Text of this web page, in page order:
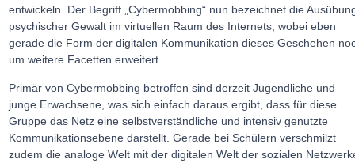
entwickeln. Der Begriff „Cybermobbing“ nun bezeichnet die
psychischer Gewalt im virtuellen Raum des Internets, wobei eben
gerade die Form der digitalen Kommunikation dieses Geschehen
um weitere Facetten erweitert.
Primär von Cybermobbing betroffen sind derzeit Jugendliche und
junge Erwachsene, was sich einfach daraus ergibt, dass für diese
Gruppe das Netz eine selbstverständliche und intensiv genutzte
Kommunikationsebene darstellt. Gerade bei Schülern verschmilzt
zudem die analoge Welt mit der digitalen Welt der sozialen